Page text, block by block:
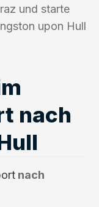
und starte
upon Hull
nach
nach